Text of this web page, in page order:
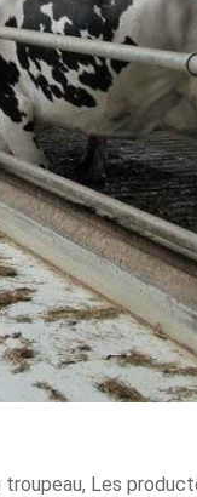
Les